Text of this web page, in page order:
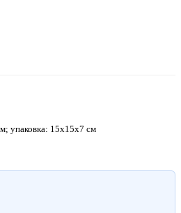
упаковка: 15х15х7 см